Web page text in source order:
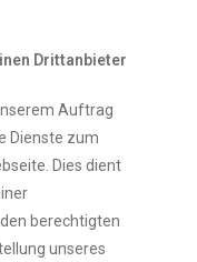
Drittanbieter
Auftrag
Dienste zum
Dies dient
berechtigten
unseres